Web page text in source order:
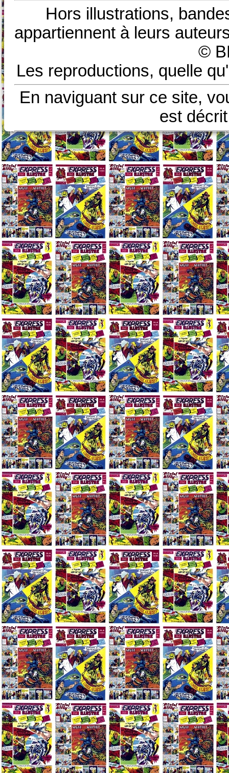
Hors illustrations,
appartiennent à leurs
©
Les reproductions, quelle
En naviguant sur ce site,
est